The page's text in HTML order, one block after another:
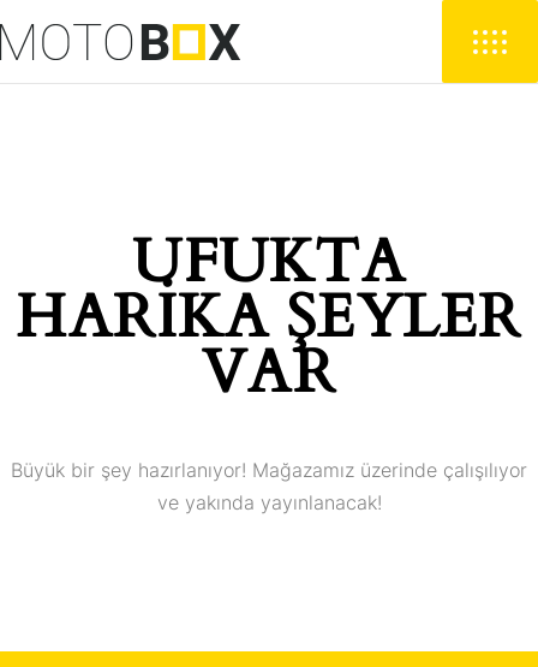
UFUKTA
HARIKA ŞEYLER
VAR
Büyük bir şey hazırlanıyor! Mağazamız üzerinde çalışılıyor
ve yakında yayınlanacak!